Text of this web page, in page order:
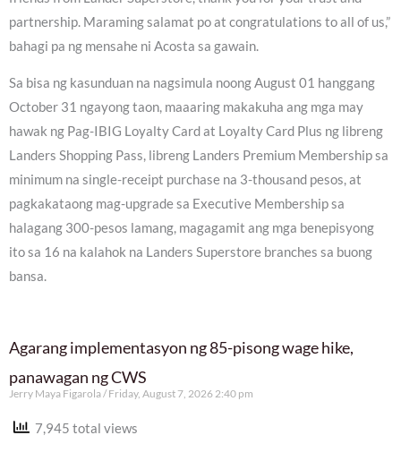
partnership. Maraming salamat po at congratulations to all of us,”
bahagi pa ng mensahe ni Acosta sa gawain.
Sa bisa ng kasunduan na nagsimula noong August 01 hanggang
October 31 ngayong taon, maaaring makakuha ang mga may
hawak ng Pag-IBIG Loyalty Card at Loyalty Card Plus ng libreng
Landers Shopping Pass, libreng Landers Premium Membership sa
minimum na single-receipt purchase na 3-thousand pesos, at
pagkakataong mag-upgrade sa Executive Membership sa
halagang 300-pesos lamang, magagamit ang mga benepisyong
ito sa 16 na kalahok na Landers Superstore branches sa buong
bansa.
Agarang implementasyon ng 85-pisong wage hike,
panawagan ng CWS
Jerry Maya Figarola Friday, August 7, 2026 2:40 pm
7,945 total views